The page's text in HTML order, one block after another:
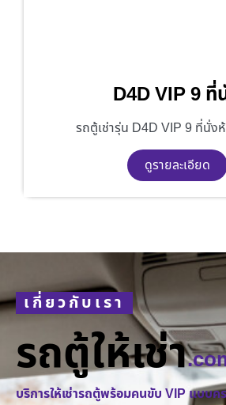
D4D VIP 9 ที่
รถตู้เช่ารุ่น D4D VIP 9 ที่นั่ง
ดูรายละเอียด
เกี่ยวกับเรา
รถตู้ให้เช่า
บริการให้เช่ารถตู้พร้อมคนขับ VIP แบบค